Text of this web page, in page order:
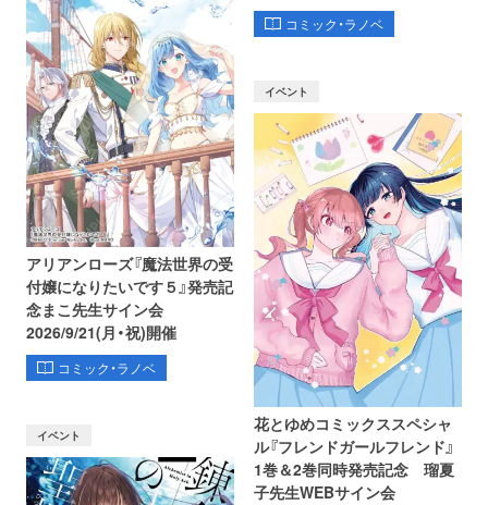
コミック・ラノベ
アリアンローズ『魔法世界の受
付嬢になりたいです５』発売記
念まこ先生サイン会
2026/9/21(月・祝)開催
コミック・ラノベ
イベント
花とゆめコミックススペシャ
ル『フレンドガールフレンド』
1巻＆2巻同時発売記念 瑠夏
子先生WEBサイン会
イベント